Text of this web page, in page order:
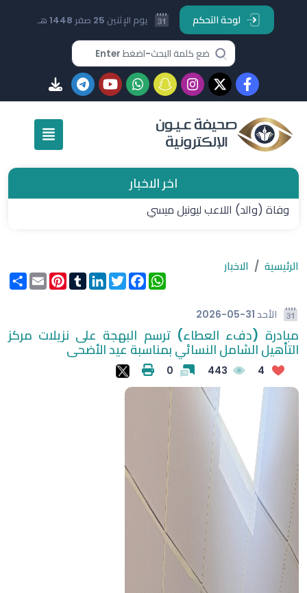
لوحة التحكم يوم الإثنين 25 صفر 1448 هـ
اخر الاخبار
وفاة (والد) اللاعب ليونيل ميسي
الرئيسية الاخبار
انشرEmail
PinterestTumblrLinkedInTwitter
Facebook
WhatsApp
الأحد 2026-05-31
مبادرة (دفء العطاء) ترسم البهجة على نزيلات مركز
التأهيل الشامل النسائي بمناسبة عيد الأضحى
4
443
0